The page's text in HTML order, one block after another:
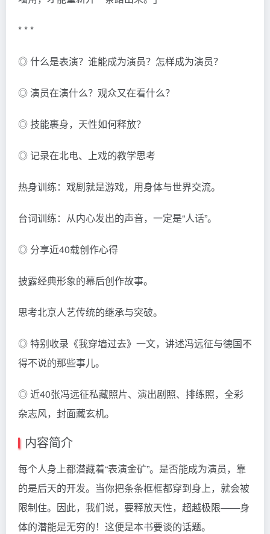
* * *
◎ 什么是表演？谁能成为演员？怎样成为演员？
◎ 演员在演什么？观众又在看什么？
◎ 技能裹身，天性如何释放？
◎ 记录在北电、上戏的教学思考
热身训练：戏剧就是游戏，用身体与世界交流。
台词训练：从内心发出的声音，一定是“人话”。
◎ 分享近40载创作心得
披露经典形象的幕后创作故事。
思考北京人艺传统的继承与突破。
◎ 特别收录《我穿墙过去》一文，讲述冯远征与德国不
得不说的那些事儿。
◎ 近40张冯远征私藏照片、演出剧照、排练照，全彩
杂志风，封面藏玄机。
内容简介
每个人身上都潜藏着“表演金矿”。是否能成为演员，靠
的是后天的开发。当你把条条框框都穿到身上，就会被
限制住。因此，我们说，要释放天性，超越极限——身
体的潜能是无穷的！这便是本书要谈的话题。